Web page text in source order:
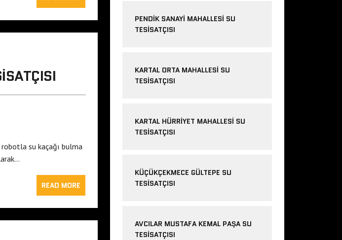
robotla su kaçağı bulma
READ MORE
PENDIK SANAYI MAHALLESI SU
TESISATÇISI
KARTAL ORTA MAHALLESI SU
TESISATÇISI
KARTAL HÜRRIYET MAHALLESI SU
TESISATÇISI
KÜÇÜKÇEKMECE GÜLTEPE SU
TESISATÇISI
AVCILAR MUSTAFA KEMAL PAŞA SU
TESISATÇISI